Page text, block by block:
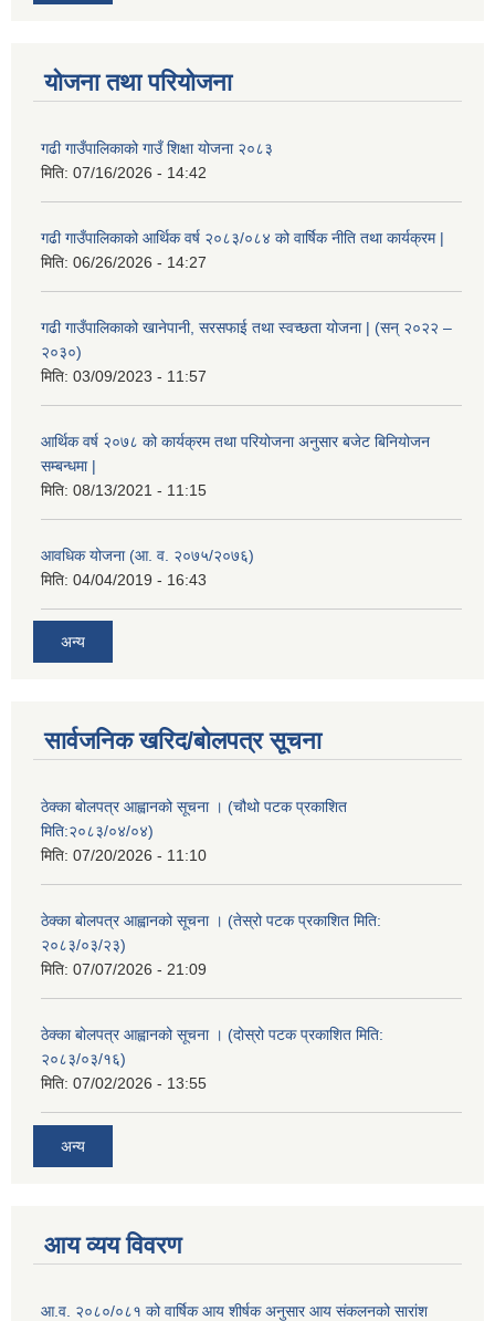
योजना तथा परियोजना
गढी गाउँपालिकाको गाउँ शिक्षा योजना २०८३
मिति: 07/16/2026 - 14:42
गढी गाउँपालिकाको आर्थिक वर्ष २०८३/०८४ को वार्षिक नीति तथा कार्यक्रम |
मिति: 06/26/2026 - 14:27
गढी गाउँपालिकाको खानेपानी, सरसफाई तथा स्वच्छता योजना | (सन् २०२२ –
२०३०)
मिति: 03/09/2023 - 11:57
आर्थिक वर्ष २०७८ को कार्यक्रम तथा परियोजना अनुसार बजेट बिनियोजन
सम्बन्धमा |
मिति: 08/13/2021 - 11:15
आवधिक योजना (आ. व. २०७५/२०७६)
मिति: 04/04/2019 - 16:43
अन्य
सार्वजनिक खरिद/बोलपत्र सूचना
ठेक्का बोलपत्र आह्वानको सूचना । (चौथो पटक प्रकाशित
मिति:२०८३/०४/०४)
मिति: 07/20/2026 - 11:10
ठेक्का बोलपत्र आह्वानको सूचना । (तेस्रो पटक प्रकाशित मिति:
२०८३/०३/२३)
मिति: 07/07/2026 - 21:09
ठेक्का बोलपत्र आह्वानको सूचना । (दोस्रो पटक प्रकाशित मिति:
२०८३/०३/१६)
मिति: 07/02/2026 - 13:55
अन्य
आय व्यय विवरण
आ.व. २०८०/०८१ को वार्षिक आय शीर्षक अनुसार आय संकलनको सारांश